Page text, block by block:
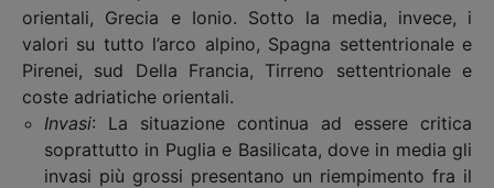
orientali, Grecia e Ionio. Sotto la media, invece, i
valori su tutto l’arco alpino, Spagna settentrionale e
Pirenei, sud Della Francia, Tirreno settentrionale e
coste adriatiche orientali.
Invasi: La situazione continua ad essere critica
soprattutto in Puglia e Basilicata, dove in media gli
invasi più grossi presentano un riempimento fra il